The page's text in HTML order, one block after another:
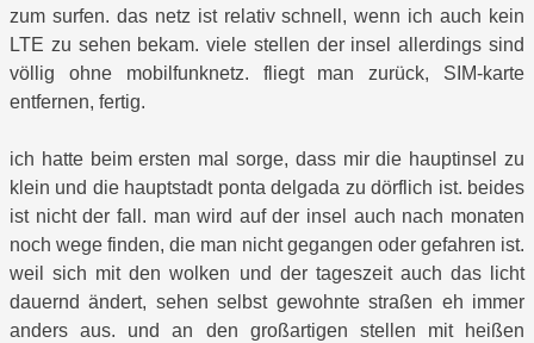
zum surfen. das netz ist relativ schnell, wenn ich auch kein
LTE zu sehen bekam. viele stellen der insel allerdings sind
völlig ohne mobilfunknetz. fliegt man zurück, SIM-karte
entfernen, fertig.
ich hatte beim ersten mal sorge, dass mir die hauptinsel zu
klein und die hauptstadt ponta delgada zu dörflich ist. beides
ist nicht der fall. man wird auf der insel auch nach monaten
noch wege finden, die man nicht gegangen oder gefahren ist.
weil sich mit den wolken und der tageszeit auch das licht
dauernd ändert, sehen selbst gewohnte straßen eh immer
anders aus. und an den großartigen stellen mit heißen